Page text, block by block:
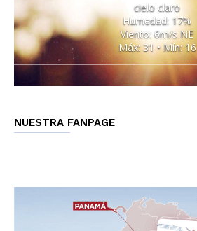
cielo claro
Humedad: 17%
Viento: 6m/s NE
Máx: 31 • Mín: 16
NUESTRA FANPAGE